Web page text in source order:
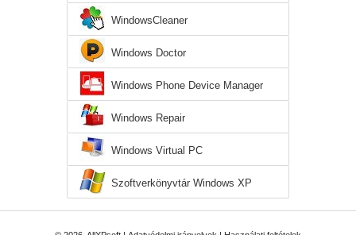
WindowsCleaner
Windows Doctor
Windows Phone Device Manager
Windows Repair
Windows Virtual PC
Szoftverkönyvtár Windows XP